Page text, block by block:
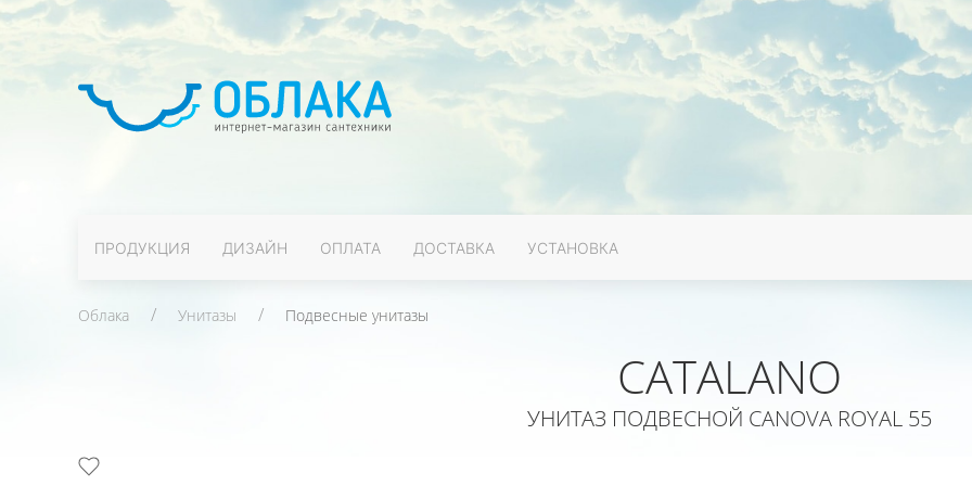
ПРОДУКЦИЯ ДИЗАЙН ОПЛАТА ДОСТАВКА УСТАНОВКА
Облака Унитазы Подвесные унитазы
CATALANO
УНИТАЗ ПОДВЕСНОЙ CANOVA ROYAL 55